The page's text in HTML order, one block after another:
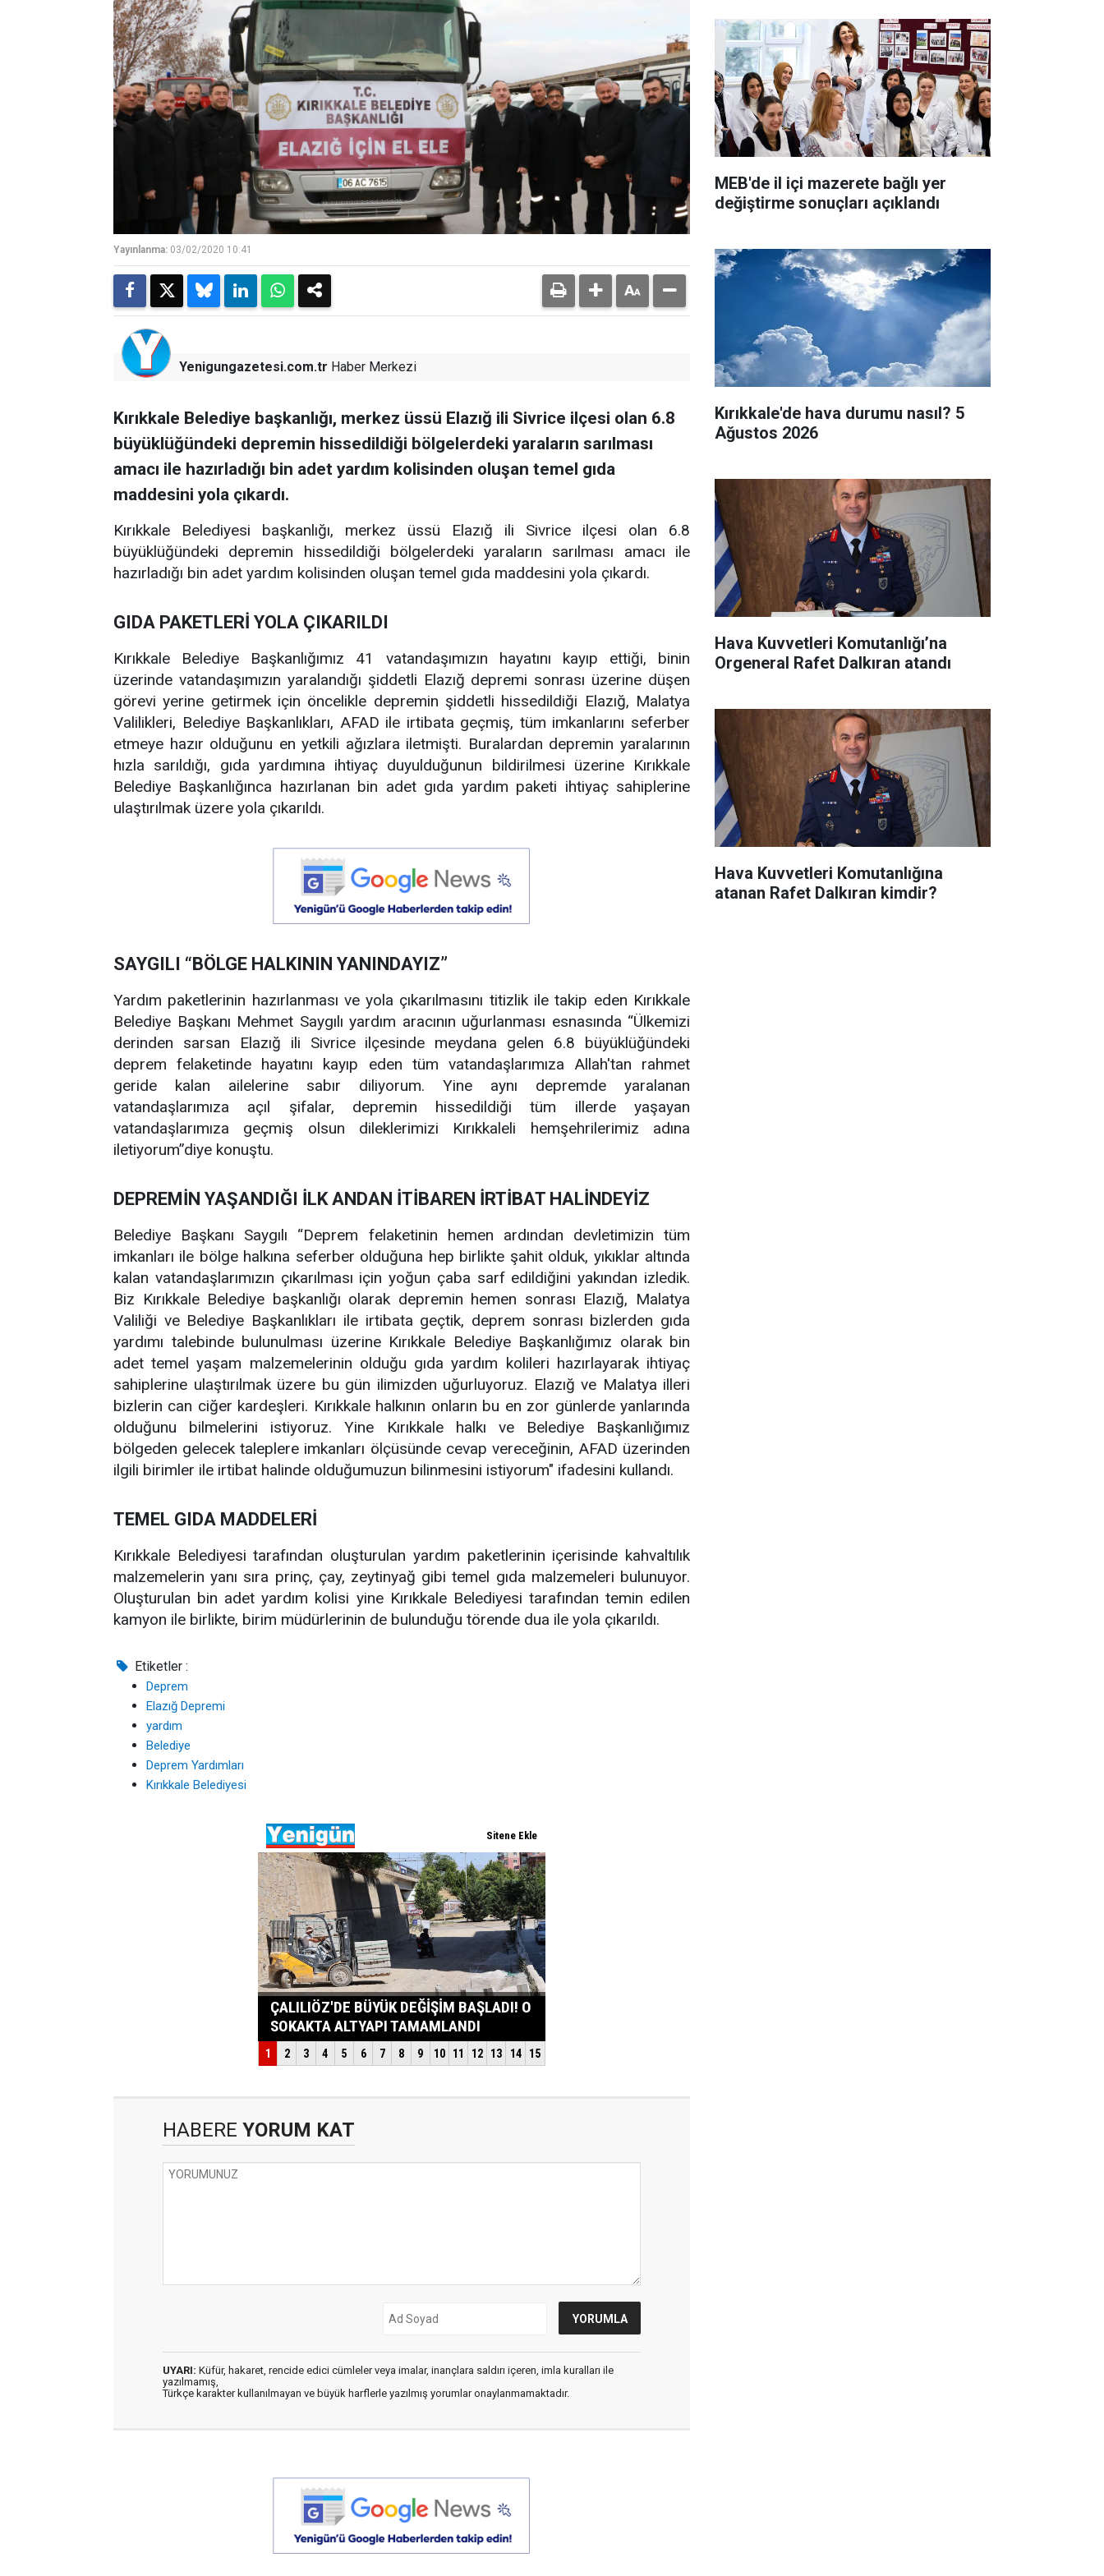
Yayınlanma: 03/02/2020 10:41
Yenigungazetesi.com.tr Haber Merkezi
Kırıkkale Belediye başkanlığı, merkez üssü Elazığ ili Sivrice ilçesi olan 6.8
büyüklüğündeki depremin hissedildiği bölgelerdeki yaraların sarılması
amacı ile hazırladığı bin adet yardım kolisinden oluşan temel gıda
maddesini yola çıkardı.
Kırıkkale Belediyesi başkanlığı, merkez üssü Elazığ ili Sivrice ilçesi olan 6.8
büyüklüğündeki depremin hissedildiği bölgelerdeki yaraların sarılması amacı ile
hazırladığı bin adet yardım kolisinden oluşan temel gıda maddesini yola çıkardı.
GIDA PAKETLERİ YOLA ÇIKARILDI
Kırıkkale Belediye Başkanlığımız 41 vatandaşımızın hayatını kayıp ettiği, binin
üzerinde vatandaşımızın yaralandığı şiddetli Elazığ depremi sonrası üzerine düşen
görevi yerine getirmek için öncelikle depremin şiddetli hissedildiği Elazığ, Malatya
Valilikleri, Belediye Başkanlıkları, AFAD ile irtibata geçmiş, tüm imkanlarını seferber
etmeye hazır olduğunu en yetkili ağızlara iletmişti. Buralardan depremin yaralarının
hızla sarıldığı, gıda yardımına ihtiyaç duyulduğunun bildirilmesi üzerine Kırıkkale
Belediye Başkanlığınca hazırlanan bin adet gıda yardım paketi ihtiyaç sahiplerine
ulaştırılmak üzere yola çıkarıldı.
SAYGILI “BÖLGE HALKININ YANINDAYIZ”
Yardım paketlerinin hazırlanması ve yola çıkarılmasını titizlik ile takip eden Kırıkkale
Belediye Başkanı Mehmet Saygılı yardım aracının uğurlanması esnasında “Ülkemizi
derinden sarsan Elazığ ili Sivrice ilçesinde meydana gelen 6.8 büyüklüğündeki
deprem felaketinde hayatını kayıp eden tüm vatandaşlarımıza Allah'tan rahmet
geride kalan ailelerine sabır diliyorum. Yine aynı depremde yaralanan
vatandaşlarımıza açıl şifalar, depremin hissedildiği tüm illerde yaşayan
vatandaşlarımıza geçmiş olsun dileklerimizi Kırıkkaleli hemşehrilerimiz adına
iletiyorum”diye konuştu.
DEPREMİN YAŞANDIĞI İLK ANDAN İTİBAREN İRTİBAT HALİNDEYİZ
Belediye Başkanı Saygılı “Deprem felaketinin hemen ardından devletimizin tüm
imkanları ile bölge halkına seferber olduğuna hep birlikte şahit olduk, yıkıklar altında
kalan vatandaşlarımızın çıkarılması için yoğun çaba sarf edildiğini yakından izledik.
Biz Kırıkkale Belediye başkanlığı olarak depremin hemen sonrası Elazığ, Malatya
Valiliği ve Belediye Başkanlıkları ile irtibata geçtik, deprem sonrası bizlerden gıda
yardımı talebinde bulunulması üzerine Kırıkkale Belediye Başkanlığımız olarak bin
adet temel yaşam malzemelerinin olduğu gıda yardım kolileri hazırlayarak ihtiyaç
sahiplerine ulaştırılmak üzere bu gün ilimizden uğurluyoruz. Elazığ ve Malatya illeri
bizlerin can ciğer kardeşleri. Kırıkkale halkının onların bu en zor günlerde yanlarında
olduğunu bilmelerini istiyoruz. Yine Kırıkkale halkı ve Belediye Başkanlığımız
bölgeden gelecek taleplere imkanları ölçüsünde cevap vereceğinin, AFAD üzerinden
ilgili birimler ile irtibat halinde olduğumuzun bilinmesini istiyorum" ifadesini kullandı.
TEMEL GIDA MADDELERİ
Kırıkkale Belediyesi tarafından oluşturulan yardım paketlerinin içerisinde kahvaltılık
malzemelerin yanı sıra prinç, çay, zeytinyağ gibi temel gıda malzemeleri bulunuyor.
Oluşturulan bin adet yardım kolisi yine Kırıkkale Belediyesi tarafından temin edilen
kamyon ile birlikte, birim müdürlerinin de bulunduğu törende dua ile yola çıkarıldı.
Etiketler :
Deprem
Elazığ Depremi
yardım
Belediye
Deprem Yardımları
Kırıkkale Belediyesi
HABERE YORUM KAT
UYARI: Küfür, hakaret, rencide edici cümleler veya imalar, inançlara saldırı içeren, imla kuralları ile
yazılmamış,
Türkçe karakter kullanılmayan ve büyük harflerle yazılmış yorumlar onaylanmamaktadır.
MEB'de il içi mazerete bağlı yer
değiştirme sonuçları açıklandı
Kırıkkale'de hava durumu nasıl? 5
Ağustos 2026
Hava Kuvvetleri Komutanlığı’na
Orgeneral Rafet Dalkıran atandı
Hava Kuvvetleri Komutanlığına
atanan Rafet Dalkıran kimdir?